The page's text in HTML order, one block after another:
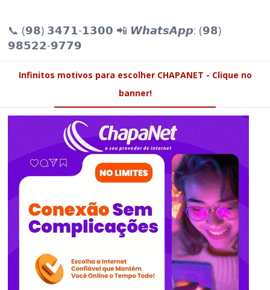
📞 (𝟵𝟴) 𝟯𝟰𝟳𝟭-𝟭𝟯𝟬𝟬 📲 𝙒𝙝𝙖𝙩𝙨𝘼𝙥𝙥: (𝟵𝟴)
𝟵𝟴𝟱𝟮𝟮-𝟵𝟳𝟳𝟵
Infinitos motivos para escolher CHAPANET - Clique no
banner!